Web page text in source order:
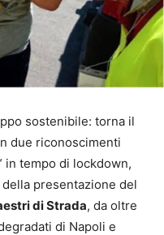
sostenibile: torna il
due riconoscimenti
in tempo di lockdown,
presentazione del
di Strada, da oltre
di Napoli e